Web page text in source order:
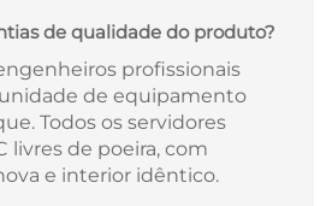
de qualidade do produto?
profissionais
de equipamento
Todos os servidores
livres de poeira, com
e interior idêntico.